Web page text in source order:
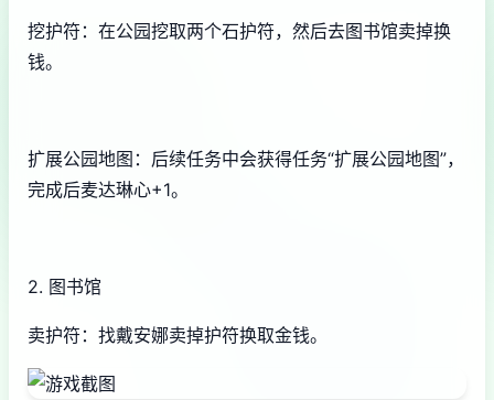
挖护符：在公园挖取两个石护符，然后去图书馆卖掉换
钱。
扩展公园地图：后续任务中会获得任务“扩展公园地图”，
完成后麦达琳心+1。
2. 图书馆
卖护符：找戴安娜卖掉护符换取金钱。